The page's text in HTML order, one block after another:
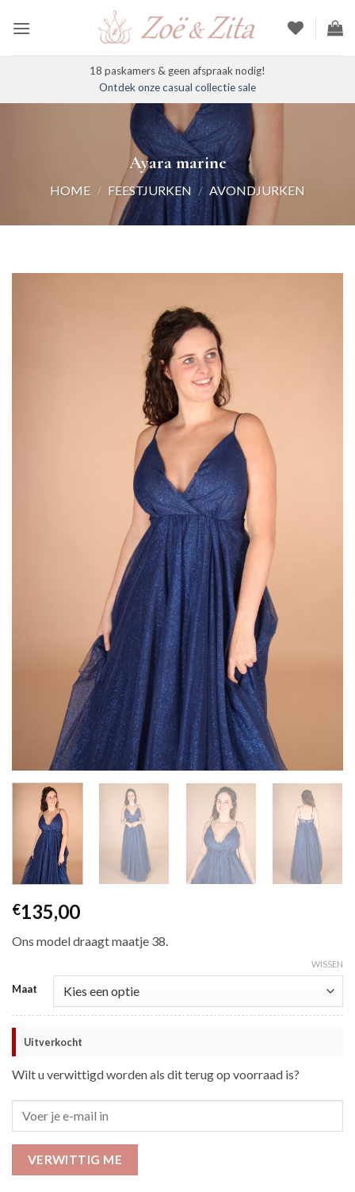
naar
18 paskamers & geen afspraak nodig!
Ontdek onze casual collectie sale
Ayara marine
HOME / FEESTJURKEN / AVONDJURKEN
€135,00
Ons model draagt maatje 38.
Maat
WISSEN
Uitverkocht
Wilt u verwittigd worden als dit terug op voorraad is?
VERWITTIG ME